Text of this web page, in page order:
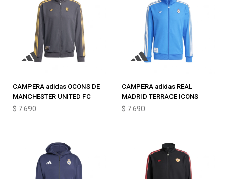
CAMPERA adidas OCONS DE
MANCHESTER UNITED FC
$ 7.690
CAMPERA adidas REAL
MADRID TERRACE ICONS
$ 7.690